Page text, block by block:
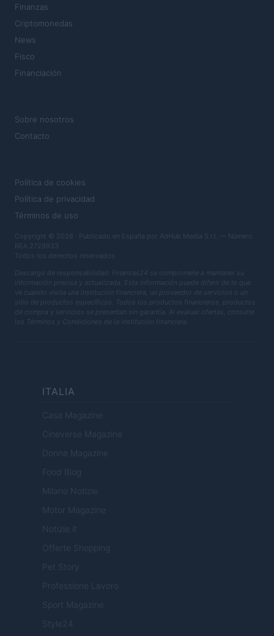
Finanzas
Criptomonedas
News
Fisco
Financiación
Sobre nosotros
Contacto
Política de cookies
Política de privacidad
Términos de uso
Copyright © 2026 · Publicado en España por AdHub Media S.r.l. — Número
REA 2729933
Todos los derechos reservados
Descargo de responsabilidad: Finanzas24 se compromete a mantener su
información precisa y actualizada. Esta información puede diferir de lo que
ve cuando visita una institución financiera, un proveedor de servicios o un
sitio de productos específicos. Todos los productos financieros, productos
de compra y servicios se presentan sin garantía. Al evaluar ofertas, consulte
los Términos y Condiciones de la institución financiera.
ITALIA
Casa Magazine
Cineverse Magazine
Donne Magazine
Food Blog
Milano Notizie
Motor Magazine
Notizie.it
Offerte Shopping
Pet Story
Professione Lavoro
Sport Magazine
Style24